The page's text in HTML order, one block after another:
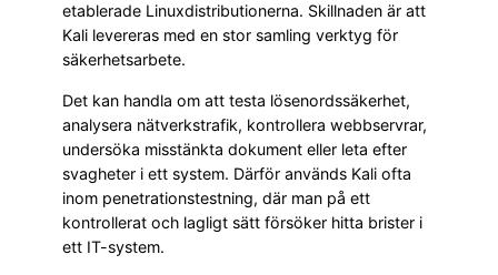
etablerade Linuxdistributionerna. Skillnaden är att
Kali levereras med en stor samling verktyg för
säkerhetsarbete.
Det kan handla om att testa lösenordssäkerhet,
analysera nätverkstrafik, kontrollera webbservrar,
undersöka misstänkta dokument eller leta efter
svagheter i ett system. Därför används Kali ofta
inom penetrationstestning, där man på ett
kontrollerat och lagligt sätt försöker hitta brister i
ett IT-system.